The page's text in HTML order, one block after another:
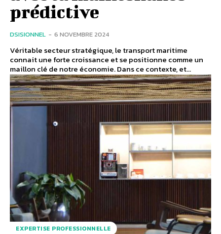
prédictive
DSISIONNEL - 6 NOVEMBRE 2024
Véritable secteur stratégique, le transport maritime
connait une forte croissance et se positionne comme un
maillon clé de notre économie. Dans ce contexte, et...
EXPERTISE PROFESSIONNELLE